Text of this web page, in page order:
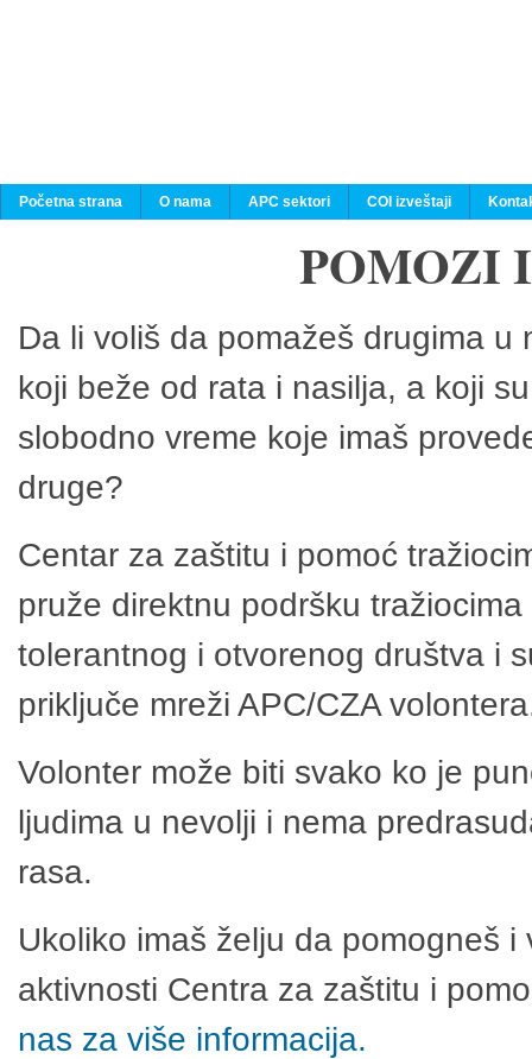
Početna strana O nama APC sektori COI izveštaji
POMOZI
Da li voliš da pomažeš drugima
koji beže od rata i nasilja, a koji
slobodno vreme koje imaš
druge?
Centar za zaštitu i pomoć
pruže direktnu podršku
tolerantnog i otvorenog društva i
priključe mreži APC/CZA
Volonter može biti svako ko je
ljudima u nevolji i nema
rasa.
Ukoliko imaš želju da pomogneš
aktivnosti Centra za zaštitu i
nas za više informacija.